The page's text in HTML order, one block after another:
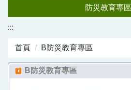
防災教育專區
教育部防災連結
防災課程與教材專區
:::
首頁 B防災教育專區
B防災教育專區